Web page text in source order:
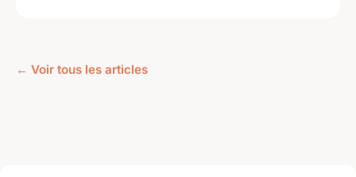
← Voir tous les articles